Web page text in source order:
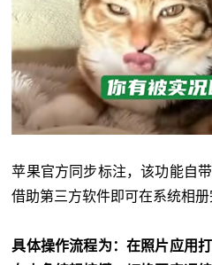
苹果官方同步标注，该功能自
借助第三方软件即可在系统相册
具体操作流程为：在照片应用